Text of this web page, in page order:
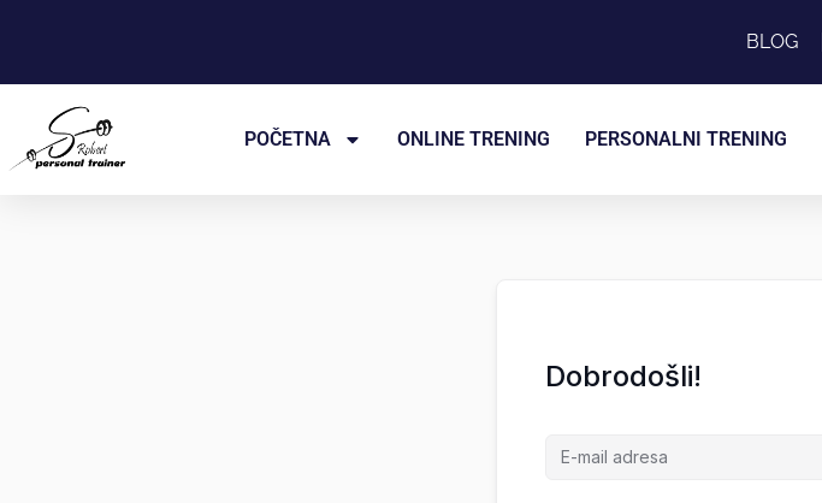
BLOG
POČETNA ONLINE TRENING PERSONALNI TRENING
Dobrodošli!